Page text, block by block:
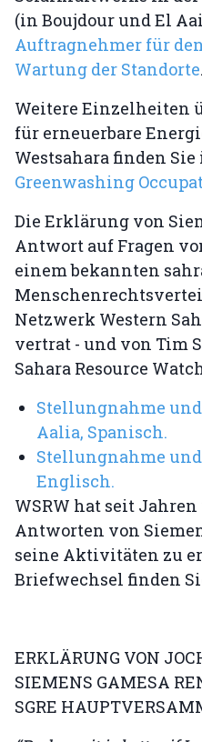
(in Boujdour und El
Auftragnehmer für
Wartung der Standorte.
Weitere Einzelheiten
für erneuerbare
Westsahara finden
Greenwashing
Die Erklärung von
Antwort auf Fragen
einem bekannten
Netzwerk Western
vertrat - und von Tim
Sahara Resource
Stellungnahme
Aalia, Spanisch.
Stellungnahme
Englisch.
WSRW hat seit
Antworten von
seine Aktivitäten zu
Briefwechsel finden
ERKLÄRUNG VON
SIEMENS GAMESA
SGRE